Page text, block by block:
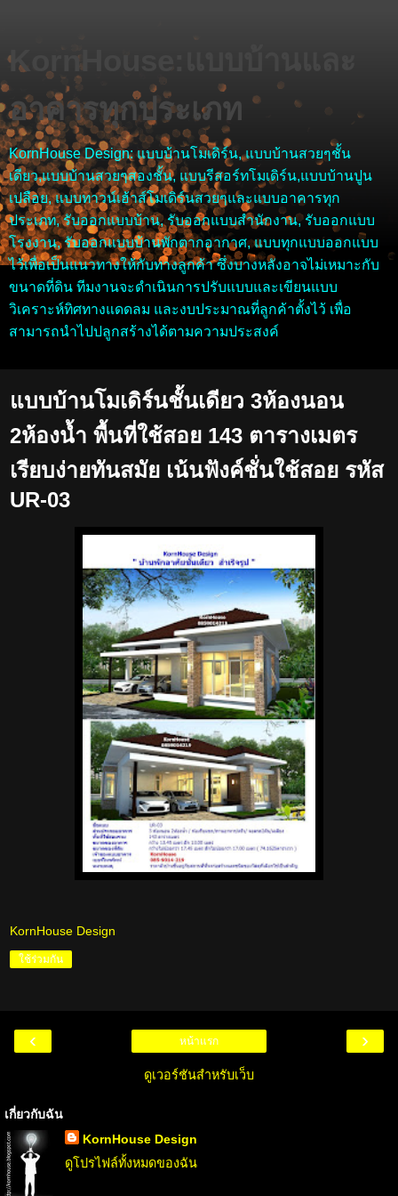
KornHouse:แบบบ้านและ
อาคารทุกประเภท
KornHouse Design: แบบบ้านโมเดิร์น, แบบบ้านสวยๆชั้น
เดียว,แบบบ้านสวยๆสองชั้น, แบบรีสอร์ทโมเดิร์น,แบบบ้านปูน
เปลือย, แบบทาวน์เฮ้าส์โมเดิร์นสวยๆและแบบอาคารทุก
ประเภท, รับออกแบบบ้าน, รับออกแบบสำนักงาน, รับออกแบบ
โรงงาน, รับออกแบบบ้านพักตากอากาศ, แบบทุกแบบออกแบบ
ไว้เพื่อเป็นแนวทางให้กับทางลูกค้า ซึ่งบางหลังอาจไม่เหมาะกับ
ขนาดที่ดิน ทีมงานจะดำเนินการปรับแบบและเขียนแบบ
วิเคราะห์ทิศทางแดดลม และงบประมาณที่ลูกค้าตั้งไว้ เพื่อ
สามารถนำไปปลูกสร้างได้ตามความประสงค์
แบบบ้านโมเดิร์นชั้นเดียว 3ห้องนอน
2ห้องน้ำ พื้นที่ใช้สอย 143 ตารางเมตร
เรียบง่ายทันสมัย เน้นฟังค์ชั่นใช้สอย รหัส
UR-03
KornHouse Design
ใช้ร่วมกัน
‹ ›
หน้าแรก
ดูเวอร์ชันสำหรับเว็บ
เกี่ยวกับฉัน
KornHouse Design
ดูโปรไฟล์ทั้งหมดของฉัน